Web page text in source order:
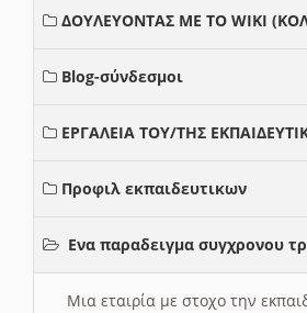
ΔΟΥΛΕΥΟΝΤΑΣ ΜΕ ΤΟ WIKI
Blog-σύνδεσμοι
ΕΡΓΑΛΕΙΑ ΤΟΥ/ΤΗΣ
Προφιλ εκπαιδευτικων
Ενα παραδειγμα συγχρονου
Μια εταιρία με στοχο την